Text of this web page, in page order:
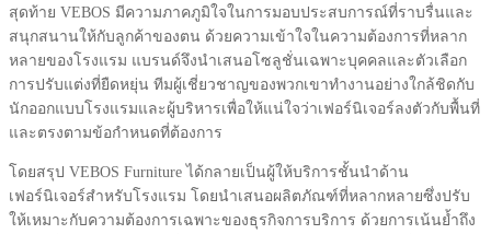
สุดท้าย VEBOS มีความภาคภูมิใจในการมอบประสบการณ์ที่ราบรื่นและ
สนุกสนานให้กับลูกค้าของตน ด้วยความเข้าใจในความต้องการที่หลาก
หลายของโรงแรม แบรนด์จึงนำเสนอโซลูชั่นเฉพาะบุคคลและตัวเลือก
การปรับแต่งที่ยืดหยุ่น ทีมผู้เชี่ยวชาญของพวกเขาทำงานอย่างใกล้ชิดกับ
นักออกแบบโรงแรมและผู้บริหารเพื่อให้แน่ใจว่าเฟอร์นิเจอร์ลงตัวกับพื้นที่
และตรงตามข้อกำหนดที่ต้องการ
โดยสรุป VEBOS Furniture ได้กลายเป็นผู้ให้บริการชั้นนำด้าน
เฟอร์นิเจอร์สำหรับโรงแรม โดยนำเสนอผลิตภัณฑ์ที่หลากหลายซึ่งปรับ
ให้เหมาะกับความต้องการเฉพาะของธุรกิจการบริการ ด้วยการเน้นย้ำถึง